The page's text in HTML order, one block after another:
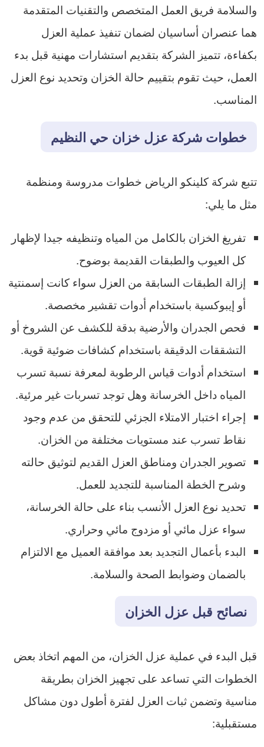
والسلامة فريق العمل المتخصص والتقنيات المتقدمة
هما عنصران أساسيان لضمان تنفيذ عملية العزل
بكفاءة، تتميز الشركة بتقديم استشارات مهنية قبل بدء
العمل، حيث تقوم بتقييم حالة الخزان وتحديد نوع العزل
المناسب.
خطوات شركة عزل خزان حي النظيم
تتبع شركة كلينكو الرياض خطوات مدروسة ومنظمة
مثل ما يلي:
تفريغ الخزان بالكامل من المياه وتنظيفه جيدا لإظهار
كل العيوب والطبقات القديمة بوضوح.
إزالة الطبقات السابقة من العزل سواء كانت إسمنتية
أو إيبوكسية باستخدام أدوات تقشير مخصصة.
فحص الجدران والأرضية بدقة للكشف عن الشروخ أو
التشققات الدقيقة باستخدام كشافات ضوئية قوية.
استخدام أدوات قياس الرطوبة لمعرفة نسبة تسرب
المياه داخل الخرسانة وهل توجد تسربات غير مرئية.
إجراء اختبار الامتلاء الجزئي للتحقق من عدم وجود
نقاط تسرب عند مستويات مختلفة من الخزان.
تصوير الجدران ومناطق العزل القديم لتوثيق حالته
وشرح الخطة المناسبة للتجديد للعمل.
تحديد نوع العزل الأنسب بناء على حالة الخرسانة،
سواء عزل مائي أو مزدوج مائي وحراري.
البدء بأعمال التجديد بعد موافقة العميل مع الالتزام
بالضمان وضوابط الصحة والسلامة.
نصائح قبل عزل الخزان
قبل البدء في عملية عزل الخزان، من المهم اتخاذ بعض
الخطوات التي تساعد على تجهيز الخزان بطريقة
مناسية وتضمن ثبات العزل لفترة أطول دون مشاكل
مستقبلية: